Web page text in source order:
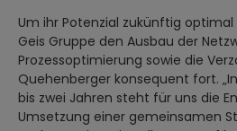
Um ihr Potenzial zukünftig
Geis Gruppe den Ausbau der
Prozessoptimierung sowie die
Quehenberger konsequent fort.
bis zwei Jahren steht für uns die
Umsetzung einer gemeinsamen